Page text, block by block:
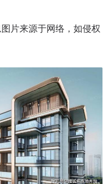
片来源于网络，如侵权